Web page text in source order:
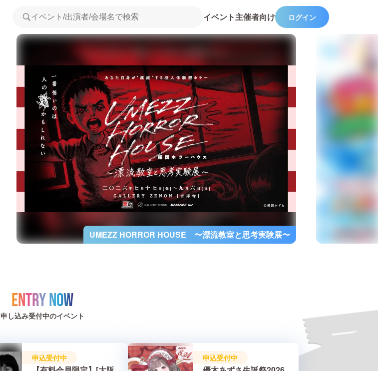
イベント主催者向け ログイン
UMEZZ HORROR HOUSE 〜漂流教室と思考実験展〜
ENTRY NOW
申し込み受付中のイベント
申込受付中 申込受付中